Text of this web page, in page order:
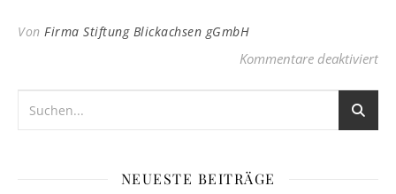
Von Firma Stiftung Blickachsen gGmbH
Kommentare deaktiviertfür
NEUESTE BEITRÄGE